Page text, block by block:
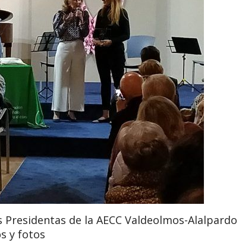
de la AECC Valdeolmos-Alalpardo
y fotos